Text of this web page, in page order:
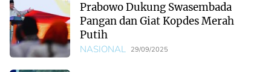
Prabowo Dukung Swasembada
Pangan dan Giat Kopdes Merah
Putih
NASIONAL 29/09/2025